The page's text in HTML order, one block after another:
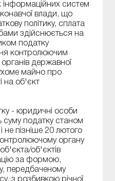
інформаційних систем
влади, що
політику, сплата
здійснюється на
податку
контролюючим
державної
майно про
на об'єкт
- юридичні особи
податку станом
не пізніше 20 лютого
органу
об'єктів
за формою,
передбаченому
з розбивкою річної